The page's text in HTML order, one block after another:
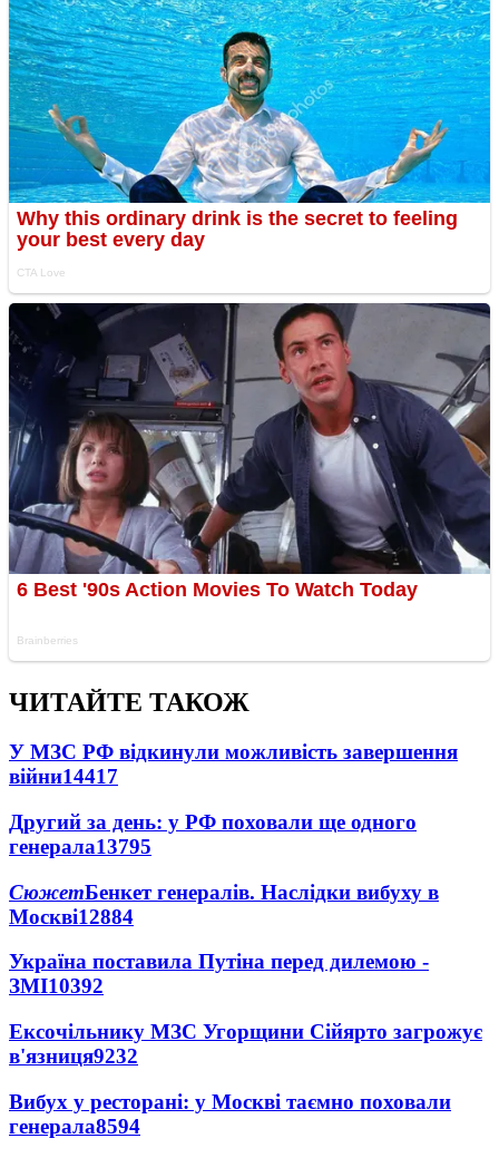
ЧИТАЙТЕ ТАКОЖ
У МЗС РФ відкинули можливість завершення
війни14417
Другий за день: у РФ поховали ще одного
генерала13795
СюжетБенкет генералів. Наслідки вибуху в
Москві12884
Україна поставила Путіна перед дилемою -
ЗМІ10392
Ексочільнику МЗС Угорщини Сійярто загрожує
в'язниця9232
Вибух у ресторані: у Москві таємно поховали
генерала8594